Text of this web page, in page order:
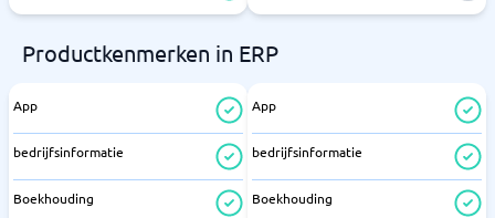
Productkenmerken in ERP
App
bedrijfsinformatie
Boekhouding
App
bedrijfsinformatie
Boekhouding